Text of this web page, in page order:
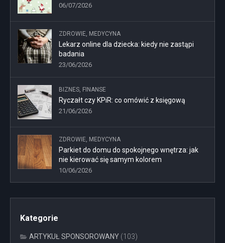
06/07/2026
ZDROWIE, MEDYCYNA
Lekarz online dla dziecka: kiedy nie zastąpi
badania
23/06/2026
BIZNES, FINANSE
Ryczałt czy KPiR: co omówić z księgową
21/06/2026
ZDROWIE, MEDYCYNA
Parkiet do domu do spokojnego wnętrza: jak
nie kierować się samym kolorem
10/06/2026
Kategorie
ARTYKUŁ SPONSOROWANY (103)